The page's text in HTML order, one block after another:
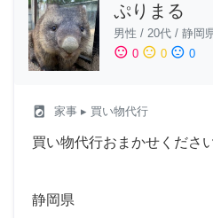
ぷりまる
男性 / 20代 / 静岡
sentiment_satisfied 0 sentiment_neutral 0 sentiment_dissatisfied 0
local_laundry_service 家事 ▸ 買い物代行
買い物代行おまかせくださ
静岡県